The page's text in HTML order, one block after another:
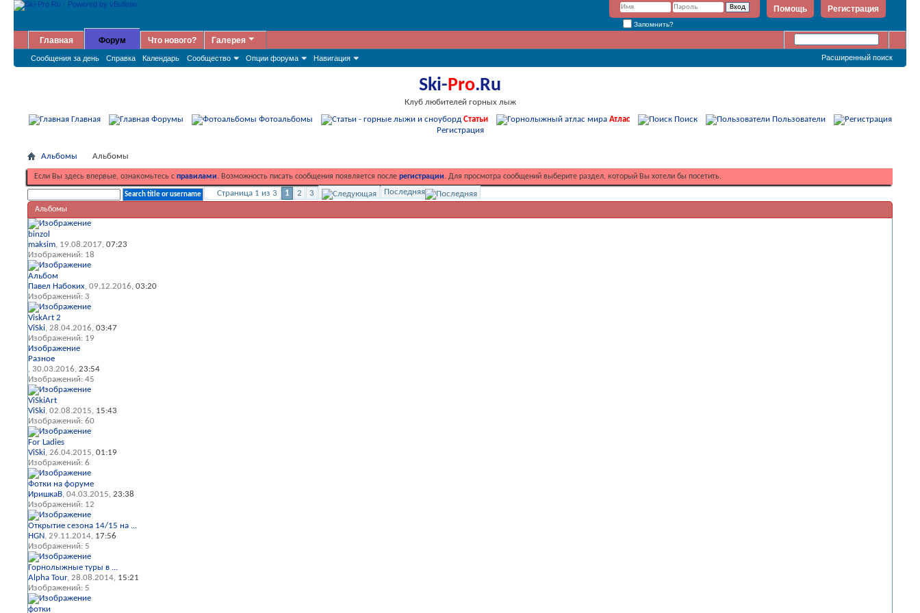
Регистрация
Помощь
Запомнить?
Главная Форум
Сообщения за день Справка Календарь Сообщество Опции форума Навигация
Что нового? Галерея
Расширенный поиск
Ski-Pro.Ru
Клуб любителей горных лыж
Главная
Форумы Фотоальбомы Статьи Атлас Поиск
Пользователи
Регистрация
Альбомы Альбомы
Если Вы здесь впервые, ознакомьтесь с правилами. Возможность писать сообщения появляется после регистрации. Для просмотра сообщений выберите раздел, который Вы хотели бы посетить.
Страница 1 из 3 1 2 3 Последняя
Альбомы
binzol
maksim, 19.08.2017, 07:23
Изображений: 18
Альбом
Павел Набоких, 09.12.2016, 03:20
Изображений: 3
ViskArt 2
ViSki, 28.04.2016, 03:47
Изображений: 19
Изображение
Разное
, 30.03.2016, 23:54
Изображений: 45
ViSkiArt
ViSki, 02.08.2015, 15:43
Изображений: 60
For Ladies
ViSki, 26.04.2015, 01:19
Изображений: 6
Фотки на форуме
ИришкаВ, 04.03.2015, 23:38
Изображений: 12
Открытие сезона 14/15 на ...
HGN, 29.11.2014, 17:56
Изображений: 5
Горнолыжные туры в ...
Alpha Tour, 28.08.2014, 15:21
Изображений: 5
фотки